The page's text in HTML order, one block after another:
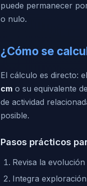
puede permanecer
o nulo.
¿Cómo se
El cálculo es directo:
cm o su equivalente de
de actividad
posible.
Pasos prácticos
Revisa la
Integra